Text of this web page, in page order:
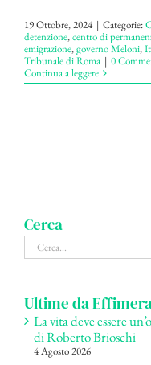
19 Ottobre, 2024 | Categorie:
detenzione,centro di
emigrazione,governo Meloni,
Tribunale di Roma | 0
Continua a leggere
Cerca
Cerca
per:
Ultime da
La vita deve essere
di Roberto Brioschi
4 Agosto 2026